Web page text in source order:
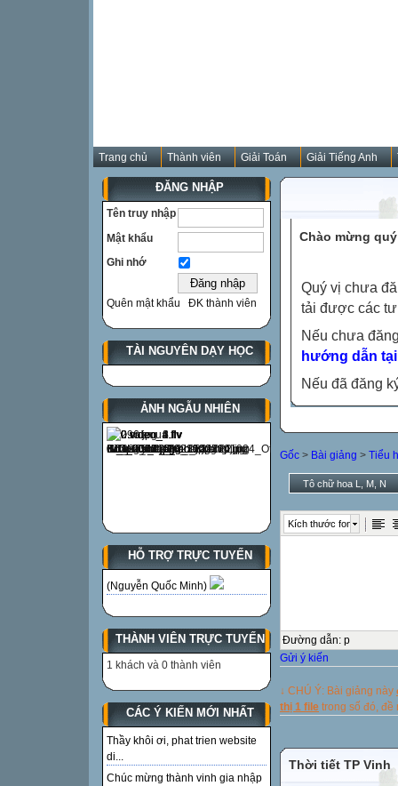
Trang chủ Thành viên Giải Toán Giải Tiếng Anh
ĐĂNG NHẬP
Tên truy nhập
Mật khẩu
Ghi nhớ
Quên mật khẩu ĐK thành viên
TÀI NGUYÊN DẠY HỌC
ẢNH NGẪU NHIÊN
HỖ TRỢ TRỰC TUYẾN
(Nguyễn Quốc Minh)
THÀNH VIÊN TRỰC TUYẾN
1 khách và 0 thành viên
CÁC Ý KIẾN MỚI NHẤT
Thầy khôi ơi, phat trien website
di...
Chúc mừng thành vinh gia nhập
Chào mừng
Quý vị chưa
tải được các
Nếu chưa
hướng dẫn
Nếu đã đăng
Gốc > Bài giảng > Tiểu
Tô chữ hoa L, M, N
Kích thước font
Đường dẫn: p
Gửi ý kiến
↓ CHÚ Ý: Bài giảng này
thị 1 file trong số đó, đề
Thời tiết TP Vinh